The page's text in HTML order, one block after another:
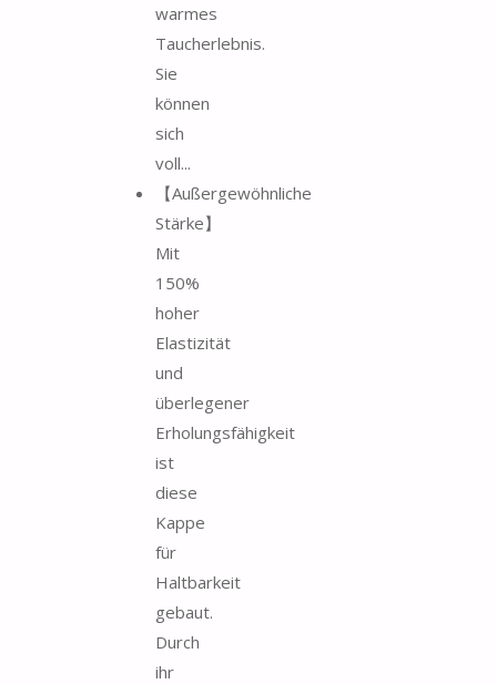
warmes
Taucherlebnis.
Sie
können
sich
voll...
【Außergewöhnliche
Stärke】
Mit
150%
hoher
Elastizität
und
überlegener
Erholungsfähigkeit
ist
diese
Kappe
für
Haltbarkeit
gebaut.
Durch
ihr